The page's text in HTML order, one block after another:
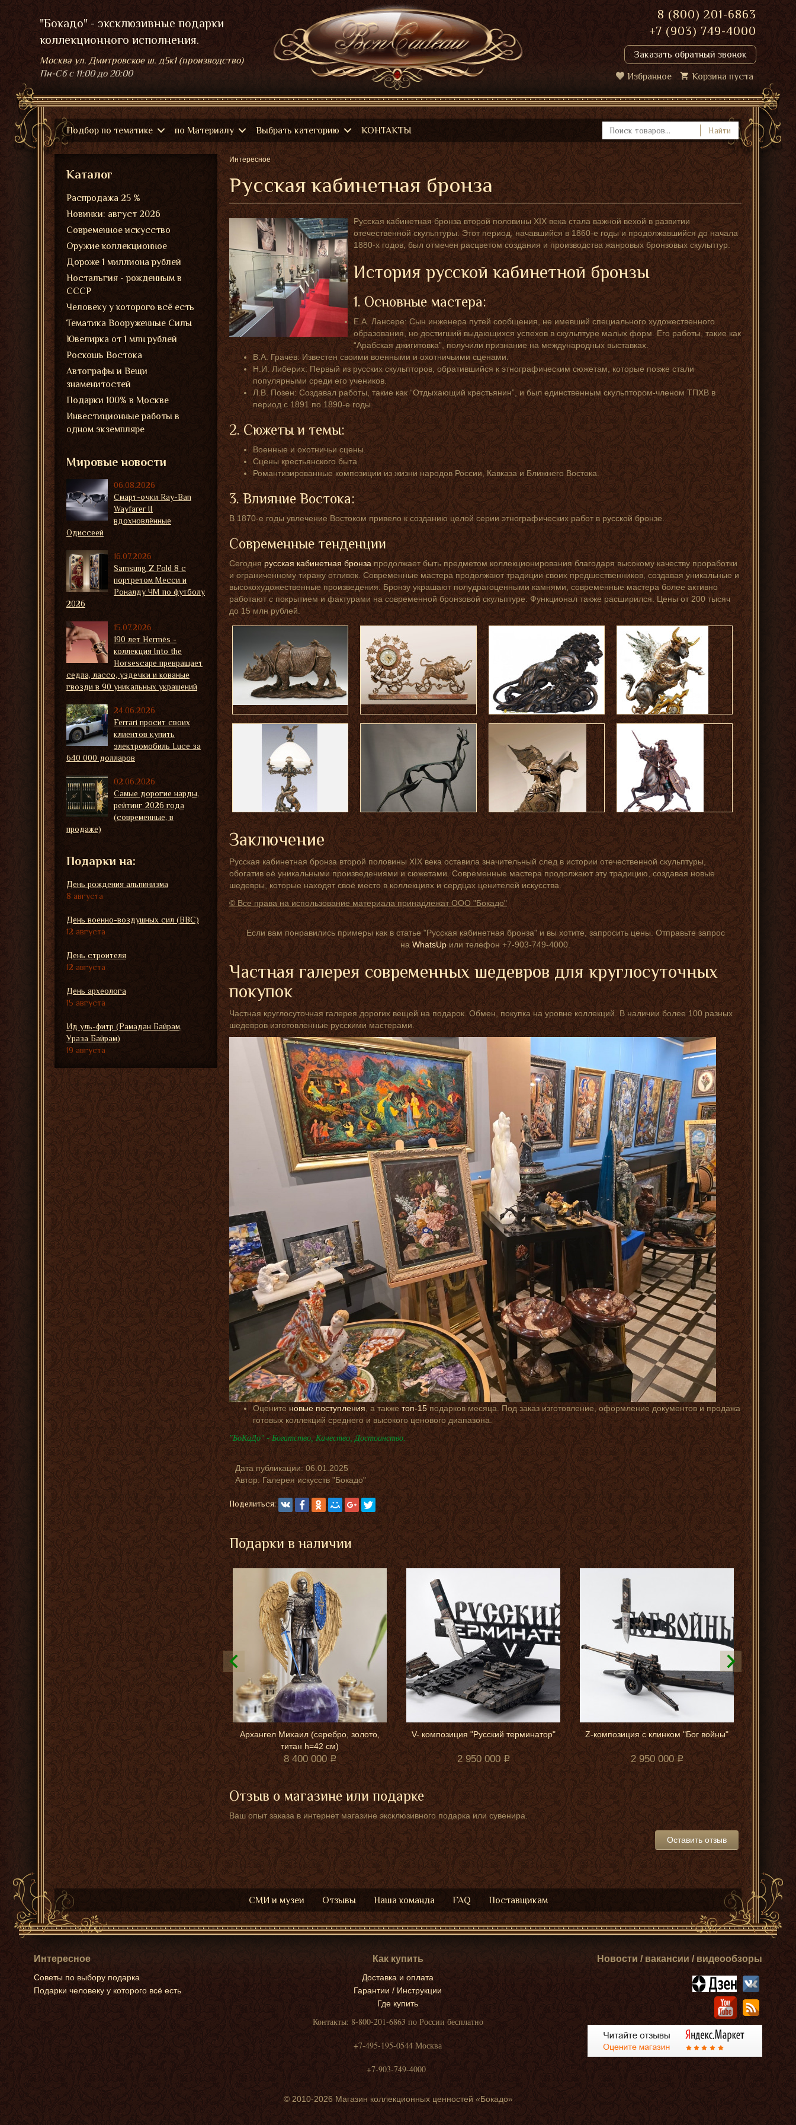
"Бокадо" - эксклюзивные подарки
коллекционного исполнения.
Москва ул. Дмитровское ш. д5к1 (производство)
Пн-Сбс 11:00 до 20:00
8 (800) 201-6863
+7 (903) 749-4000
Заказать обратный звонок
Избранное Корзина пуста
Подбор по тематике по Материалу Выбрать категорию КОНТАКТЫ Найти
Интересное
Русская кабинетная бронза
Русская кабинетная бронза второй половины XIX века стала важной вехой в развитии
отечественной скульптуры. Этот период, начавшийся в 1860-е годы и продолжавшийся до начала
1880-х годов, был отмечен расцветом создания и производства жанровых бронзовых скульптур.
История русской кабинетной бронзы
1. Основные мастера:
Е.А. Лансере: Сын инженера путей сообщения, не имевший специального художественного
образования, но достигший выдающихся успехов в скульптуре малых форм. Его работы, такие как
“Арабская джигитовка”, получили признание на международных выставках.
В.А. Грачёв: Известен своими военными и охотничьими сценами.
Н.И. Либерих: Первый из русских скульпторов, обратившийся к этнографическим сюжетам, которые позже стали
популярными среди его учеников.
Л.В. Позен: Создавал работы, такие как “Отдыхающий крестьянин”, и был единственным скульптором-членом ТПХВ в
период с 1891 по 1890-е годы.
2. Сюжеты и темы:
Военные и охотничьи сцены.
Сцены крестьянского быта.
Романтизированные композиции из жизни народов России, Кавказа и Ближнего Востока.
3. Влияние Востока:
В 1870-е годы увлечение Востоком привело к созданию целой серии этнографических работ в русской бронзе.
Современные тенденции
Сегоднярусская кабинетная бронзапродолжает быть предметом коллекционирования благодаря высокому качеству проработки
и ограниченному тиражу отливок. Современные мастера продолжают традиции своих предшественников, создавая уникальные и
высокохудожественные произведения. Бронзу украшают полудрагоценными камнями, современные мастера более активно
работают с покрытием и фактурами на современной бронзовой скульптуре. Функционал также расширился. Цены от 200 тысяч
до 15 млн рублей.
Заключение
Русская кабинетная бронза второй половины XIX века оставила значительный след в истории отечественной скульптуры,
обогатив её уникальными произведениями и сюжетами. Современные мастера продолжают эту традицию, создавая новые
шедевры, которые находят своё место в коллекциях и сердцах ценителей искусства.
© Все права на использование материала принадлежат ООО "Бокадо"
Если вам понравились примеры как в статье "Русская кабинетная бронза" и вы хотите, запросить цены. Отправьте запрос
наWhatsUpили телефон +7-903-749-4000.
Частная галерея современных шедевров для круглосуточных
покупок
Частная круглосуточная галерея дорогих вещей на подарок. Обмен, покупка на уровне коллекций. В наличии более 100 разных
шедевров изготовленные русскими мастерами.
Оцените новые поступления, а такжетоп-15подарков месяца. Под заказ изготовление, оформление документов и продажа
готовых коллекций среднего и высокого ценового диапазона.
"БоКаДо" - Богатство, Качество, Достоинство.
Дата публикации:06.01.2025
Автор:Галерея искусств "Бокадо"
Поделиться:
Подарки в наличии
Архангел Михаил (серебро, золото,
титан h=42 см)
8 400 000
V- композиция "Русский терминатор"
2 950 000
Z-композиция с клинком "Бог войны"
2 950 000
Отзыв о магазине или подарке
Ваш опыт заказа в интернет магазине эксклюзивного подарка или сувенира.
Оставить отзыв
Каталог
Распродажа 25 %
Новинки: август 2026
Современное искусство
Оружие коллекционное
Дороже 1 миллиона рублей
Ностальгия - рожденным в
СССР
Человеку у которого всё есть
Тематика Вооруженные Силы
Ювелирка от 1 млн рублей
Роскошь Востока
Автографы и Вещи
знаменитостей
Подарки 100% в Москве
Инвестиционные работы в
одном экземпляре
Мировые новости
06.08.2026
Смарт-очки Ray-Ban
Wayfarer II
вдохновлённые
Одиссеей
16.07.2026
Samsung Z Fold 8 с
портретом Месси и
Роналду ЧМ по футболу
2026
15.07.2026
190 лет Hermès -
коллекция Into the
Horsescape превращает
седла, лассо, уздечки и кованые
гвозди в 90 уникальных украшений
24.06.2026
Ferrari просит своих
клиентов купить
электромобиль Luce за
640 000 долларов
02.06.2026
Самые дорогие нарды,
рейтинг 2026 года
(современные, в
продаже)
Подарки на:
День рождения альпинизма
8 августа
День военно-воздушных сил (ВВС)
12 августа
День строителя
12 августа
День археолога
15 августа
Ид уль-фитр (Рамадан Байрам,
Ураза Байрам)
19 августа
СМИ и музеи Отзывы Наша команда FAQ Поставщикам
Интересное
Советы по выбору подарка
Подарки человеку у которого всё есть
Как купить
Доставка и оплата
Гарантии / Инструкции
Где купить
Контакты: 8-800-201-6863 по России бесплатно
+7-495-195-0544 Москва
+7-903-749-4000
Новости / вакансии / видеообзоры
© 2010-2026 Магазин коллекционных ценностей «Бокадо»